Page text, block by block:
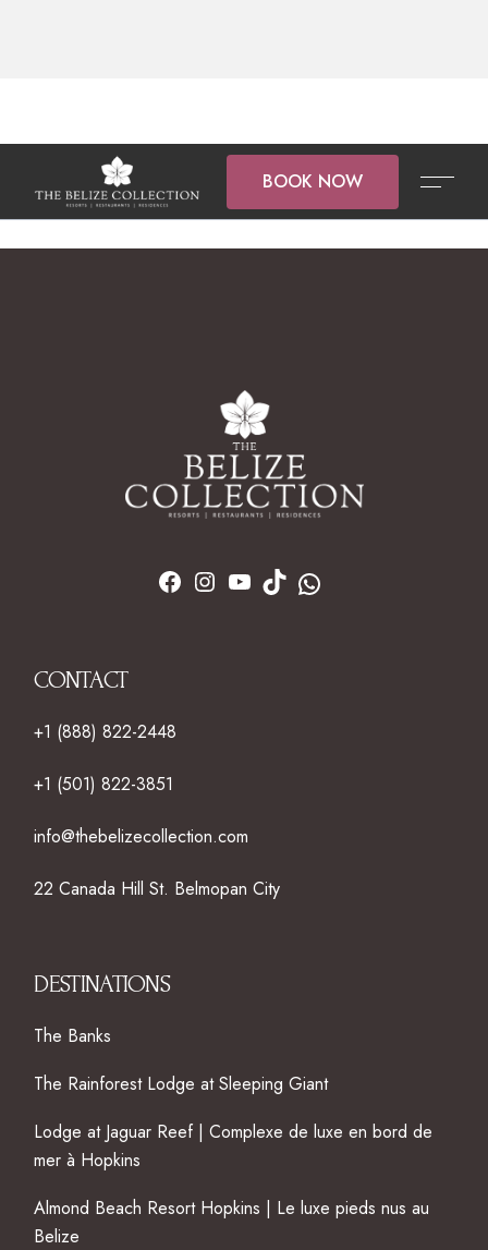
BOOK NOW
CONTACT
+1 (888) 822-2448
+1 (501) 822-3851
info@thebelizecollection.com
22 Canada Hill St. Belmopan City
DESTINATIONS
The Banks
The Rainforest Lodge at Sleeping Giant
Lodge at Jaguar Reef | Complexe de luxe en bord de
mer à Hopkins
Almond Beach Resort Hopkins | Le luxe pieds nus au
Belize